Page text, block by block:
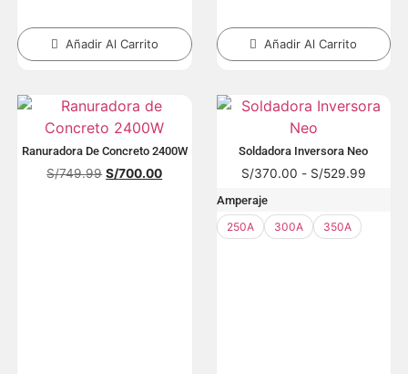
Añadir Al Carrito Añadir Al Carrito
Ranuradora De Concreto 2400W
S/749.99 S/700.00
Soldadora Inversora Neo
S/370.00 - S/529.99
Amperaje
250A
300A 350A